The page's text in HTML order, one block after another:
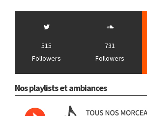
515
Followers
731
Followers
Nos playlists et ambiances